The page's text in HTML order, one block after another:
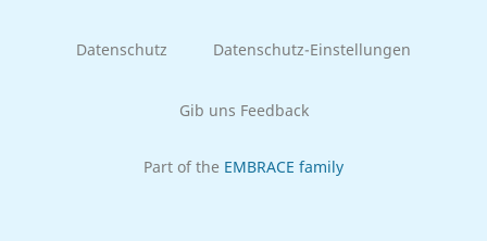
Datenschutz Datenschutz-Einstellungen
Gib uns Feedback
Part of the EMBRACE family